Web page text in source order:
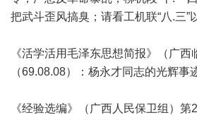
把武斗歪风搞臭；请看工机联“八.三”
《活学活用毛泽东思想简报》（广
（69.08.08）：杨永才同志的光辉事
《经验选编》（广西人民保卫组）